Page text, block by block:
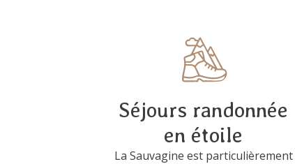
Séjours randonnée
en étoile
La Sauvagine est particulièrement